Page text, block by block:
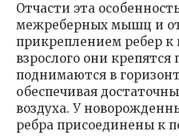
Отчасти эта
межреберных мышц и
прикреплением ребер к
взрослого они крепятся
поднимаются в
обеспечивая
воздуха. У
ребра присоединены к